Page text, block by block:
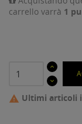
carrello varrà 1
 Ultimi articoli